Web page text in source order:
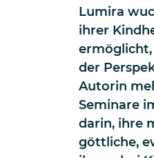
Lumira
ihrer
ermöglicht,
der
Autorin
Seminare
darin, ihre
göttliche,